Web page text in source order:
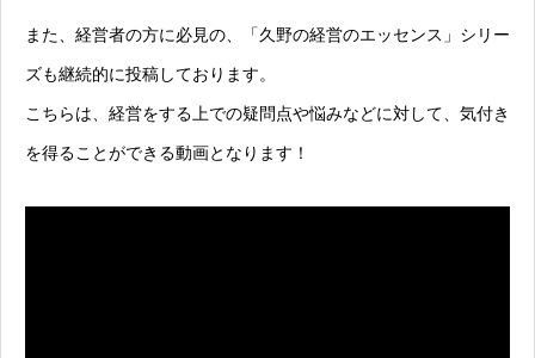
また、経営者の方に必見の、「久野の経営のエッセンス」シリー
ズも継続的に投稿しております。
こちらは、経営をする上での疑問点や悩みなどに対して、気付き
を得ることができる動画となります！